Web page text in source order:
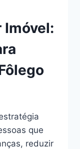
Imóvel:
que
reduzir